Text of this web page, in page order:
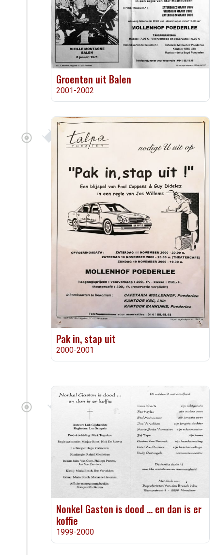
Groenten uit Balen
2001-2002
Pak in, stap uit
2000-2001
Nonkel Gaston is dood … en dan is er
koffie
1999-2000